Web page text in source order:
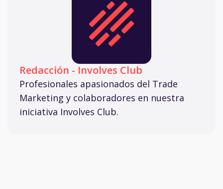
Redacción - Involves Club
Profesionales apasionados del Trade
Marketing y colaboradores en nuestra
iniciativa Involves Club.